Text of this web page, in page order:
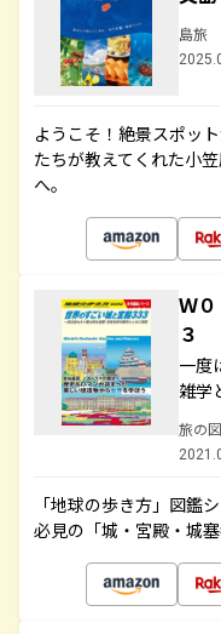
島旅
ようこそ！絶景スポッ
たちが教えてくれた小
へ。
Ｗ
３
一度
雑学
旅の
「地球の歩き方」図鑑
必見の「城・宮殿・城